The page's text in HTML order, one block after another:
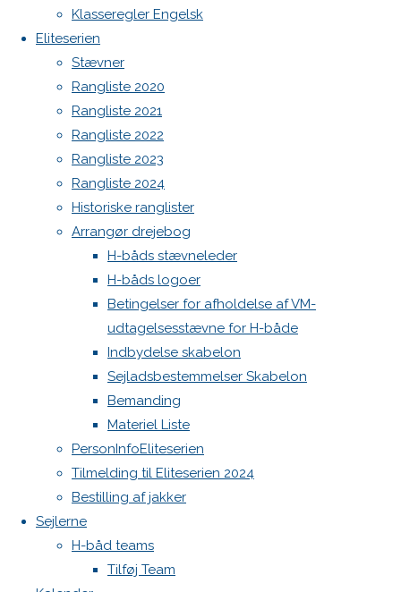
Klasseregler Engelsk
Eliteserien
Stævner
Rangliste 2020
Rangliste 2021
Rangliste 2022
Rangliste 2023
Rangliste 2024
Historiske ranglister
Arrangør drejebog
H-båds stævneleder
H-båds logoer
Betingelser for afholdelse af VM-
udtagelsesstævne for H-både
Indbydelse skabelon
Sejladsbestemmelser Skabelon
Bemanding
Materiel Liste
PersonInfoEliteserien
Tilmelding til Eliteserien 2024
Bestilling af jakker
Sejlerne
H-båd teams
Tilføj Team
Skriv
et
svar
Din e-
mailadresse
vil ikke
blive
publiceret.
Krævede
felter er
markeret
med*
Comment
WordPress.org